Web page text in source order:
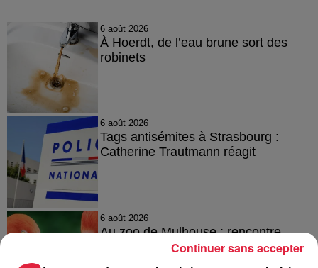
6 août 2026
À Hoerdt, de l’eau brune sort des
robinets
6 août 2026
Tags antisémites à Strasbourg :
Catherine Trautmann réagit
6 août 2026
Au zoo de Mulhouse : rencontre
avec les flamants rouges
Continuer sans accepter